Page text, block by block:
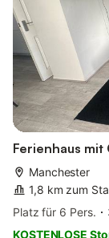
Ferienhaus mit
Manchester
1,8 km zum
Platz für 6 Pers.
KOSTENLOSE